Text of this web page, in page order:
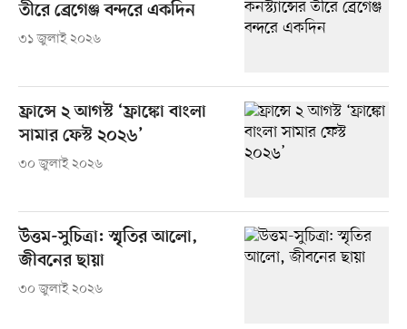
তীরে ব্রেগেঞ্জ বন্দরে একদিন
৩১ জুলাই ২০২৬
ফ্রান্সে ২ আগস্ট ‘ফ্রাঙ্কো বাংলা
সামার ফেস্ট ২০২৬’
৩০ জুলাই ২০২৬
উত্তম-সুচিত্রা: স্মৃতির আলো,
জীবনের ছায়া
৩০ জুলাই ২০২৬